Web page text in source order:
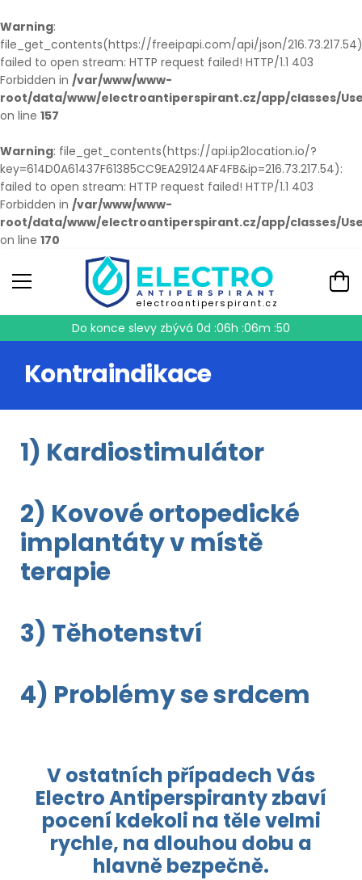
Warning:
file_get_contents(https://freeipapi.com/api/json/
failed to open stream: HTTP request failed! HTTP/1.1 403
Forbidden in /var/www/www-
root/data/www/electroantiperspirant.cz/app/classes/
on line 157
Warning: file_get_contents(https://api.ip2location.io/?
key=614D0A61437F61385CC9EA29124AF4FB&ip=216.73.217.54):
failed to open stream: HTTP request failed! HTTP/1.1 403
Forbidden in /var/www/www-
root/data/www/electroantiperspirant.cz/app/classes/
on line 170
electroantiperspirant.cz
Do konce slevy zbývá 0d :06h :06m :50
Kontraindikace
1) Kardiostimulátor
2) Kovové ortopedické
implantáty v místě
terapie
3) Těhotenství
4) Problémy se srdcem
V ostatních případech Vás
Electro Antiperspiranty zbaví
pocení kdekoli na těle velmi
rychle, na dlouhou dobu a
hlavně bezpečně.